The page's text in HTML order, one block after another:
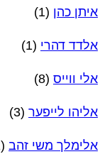
איתן כהן (1)
אלדד דהרי (1)
אלי ווייס (8)
אליהו לייפער (3)
אלימלך משי זהב (1)